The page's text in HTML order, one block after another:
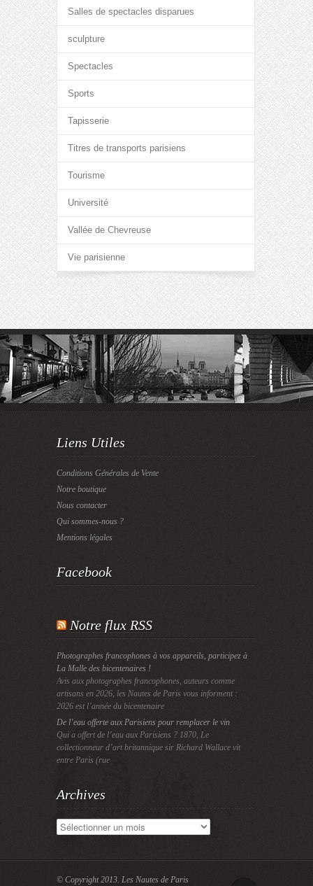
Salles de spectacles disparues
sculpture
Spectacles
Sports
Tapisserie
Titres de transports parisiens
Tourisme
Université
Vallée de Chevreuse
Vie parisienne
Liens Utiles
Conditions Générales de Vente
Notre boutique
Nous contacter
Qui sommes-nous ?
Mentions légales
Facebook
Notre flux RSS
Photographes francophones à vos appareils, participez à
La Malle des bicentenaires !
Avis aux photographes francophones, auteurs comme
artisans en 2026, les Nautes de Paris vous informent :
2026 est l’année du bicentenaire
De l’eau offerte aux Parisiens pour remplacer le vin
Qui a offert de l’eau aux Parisiens ? 1870, Le
collectionneur d’art britannique sir Richard Wallace vit
entre Paris (rue
Archives
Archives
© Copyright 2013. Les Nautes de Paris